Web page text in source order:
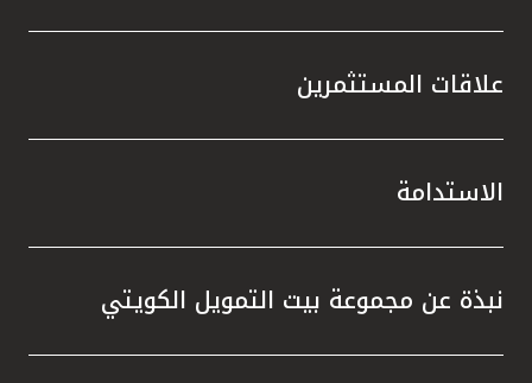
علاقات المستثمرين
الاستدامة
نبذة عن مجموعة بيت التمويل الكويتي